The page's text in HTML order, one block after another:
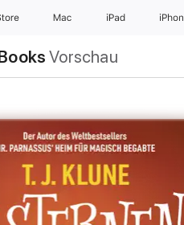
Mac iPad
Vorschau